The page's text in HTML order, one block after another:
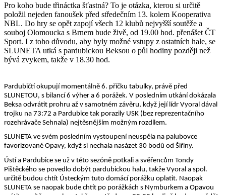
Pro koho bude třináctka šťastná? To je otázka, kterou si určitě
položil nejeden fanoušek před středečním 13. kolem Kooperativa
NBL. Do hry se opět zapojí všech 12 klubů nejvyšší soutěže a
souboj Olomoucka s Brnem bude živě, od 19.00 hod. přenášet ČT
Sport. I z toho důvodu, aby byly možné vstupy z ostatních hale, se
SLUNETA utká s pardubickou Beksou o půl hodiny později než
bývá zvykem, takže v 18.30 hod.
Pardubičtí okupují momentálně 6. příčku tabulky, právě před
SLUNETOU, s bilancí 6 výher a 6 porážek. V posledním utkání dokázala
Beksa odvrátit prohru až v samotném závěru, když její lídr Vyoral dával
trojku na 73:72 a Pardubice tak porazily USK (bez reprezentačního
rozehrávače Sehnala) nejtěsnějším možným rozdílem.
SLUNETA ve svém posledním vystoupení neuspěla na palubovce
favorizované Opavy, když si nechala nasázet 30 bodů od Šiřiny.
Ústí a Pardubice se už v této sezóně potkali a svěřencům Tondy
Pištěckého se povedlo dobýt pardubickou halu, takže Vyoral a spol.
určitě budou chtít Ústeckým tuto domácí porážku oplatit. Naopak
SLUNETA se naopak bude chtít po porážkách s Nymburkem a Opavou